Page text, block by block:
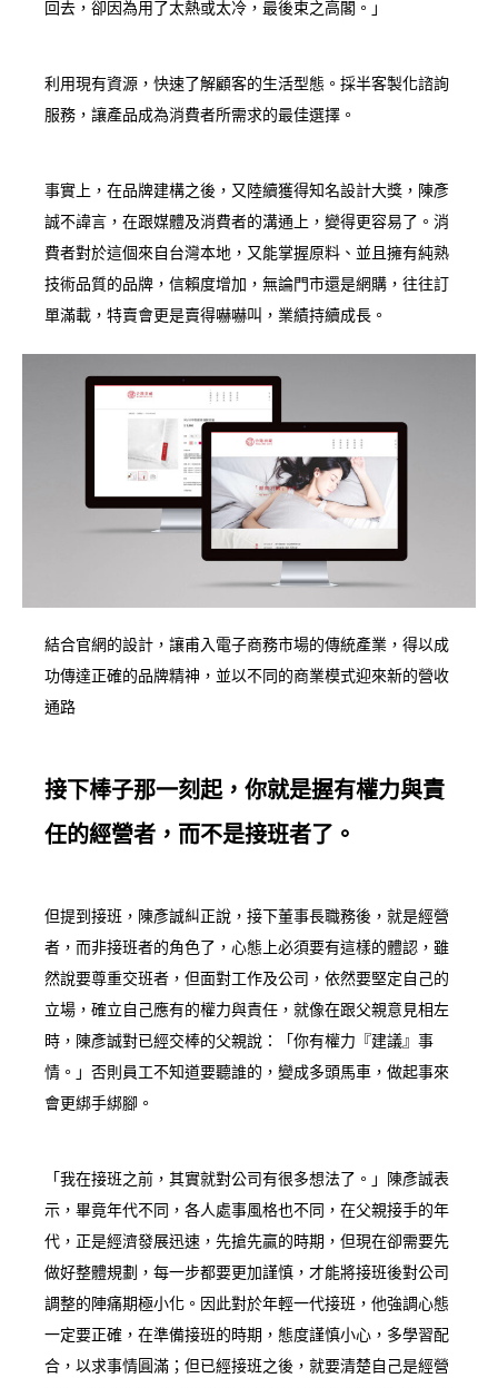
回去，卻因為用了太熱或太冷，最後束之高閣。」
利用現有資源，快速了解顧客的生活型態。採半客製化諮詢
服務，讓產品成為消費者所需求的最佳選擇。
事實上，在品牌建構之後，又陸續獲得知名設計大獎，陳彥
誠不諱言，在跟媒體及消費者的溝通上，變得更容易了。消
費者對於這個來自台灣本地，又能掌握原料、並且擁有純熟
技術品質的品牌，信賴度增加，無論門市還是網購，往往訂
單滿載，特賣會更是賣得嚇嚇叫，業績持續成長。
結合官網的設計，讓甫入電子商務市場的傳統產業，得以成
功傳達正確的品牌精神，並以不同的商業模式迎來新的營收
通路
接下棒子那一刻起，你就是握有權力與責
任的經營者，而不是接班者了。
但提到接班，陳彥誠糾正說，接下董事長職務後，就是經營
者，而非接班者的角色了，心態上必須要有這樣的體認，雖
然說要尊重交班者，但面對工作及公司，依然要堅定自己的
立場，確立自己應有的權力與責任，就像在跟父親意見相左
時，陳彥誠對已經交棒的父親說：「你有權力『建議』事
情。」否則員工不知道要聽誰的，變成多頭馬車，做起事來
會更綁手綁腳。
「我在接班之前，其實就對公司有很多想法了。」陳彥誠表
示，畢竟年代不同，各人處事風格也不同，在父親接手的年
代，正是經濟發展迅速，先搶先贏的時期，但現在卻需要先
做好整體規劃，每一步都要更加謹慎，才能將接班後對公司
調整的陣痛期極小化。因此對於年輕一代接班，他強調心態
一定要正確，在準備接班的時期，態度謹慎小心，多學習配
合，以求事情圓滿；但已經接班之後，就要清楚自己是經營